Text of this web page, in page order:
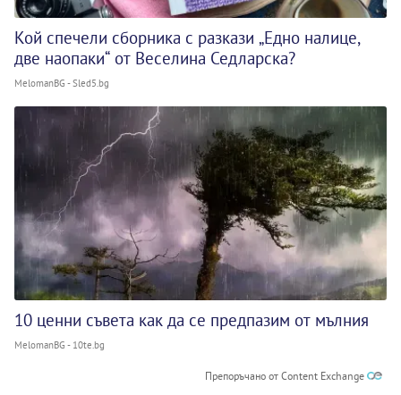
Кой спечели сборника с разкази „Едно налице,
две наопаки“ от Веселина Седларска?
MelomanBG - Sled5.bg
10 ценни съвета как да се предпазим от мълния
MelomanBG - 10te.bg
Препоръчано от Content Exchange